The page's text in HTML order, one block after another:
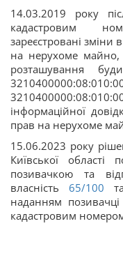
14.03.2019 року
кадастровим
зареєстровані зміни
на нерухоме майно,
розташування
інформаційної
прав на нерухоме
15.06.2023 року
Київської
позивачкою та
власність 65/100
наданням
кадастровим